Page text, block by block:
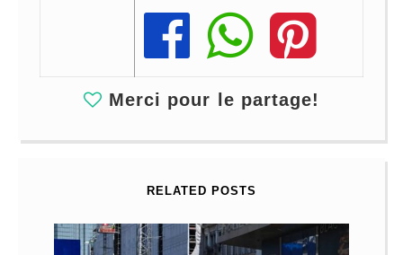
Share
Share
Share
Merci pour le partage!
RELATED POSTS